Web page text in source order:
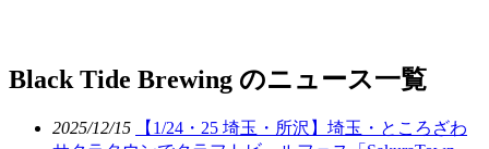
Black Tide Brewing のニュース一覧
2025/12/15
【1/24・25 埼玉・所沢】埼玉・ところざわ